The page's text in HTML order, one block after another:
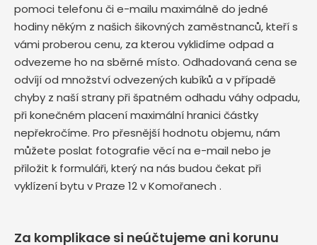
pomoci telefonu či e-mailu maximálně do jedné
hodiny někým z našich šikovných zaměstnanců, kteří s
vámi proberou cenu, za kterou vyklidíme odpad a
odvezeme ho na sběrné místo. Odhadovaná cena se
odvíjí od množství odvezených kubíků a v případě
chyby z naší strany při špatném odhadu váhy odpadu,
při konečném placení maximální hranici částky
nepřekročíme. Pro přesnější hodnotu objemu, nám
můžete poslat fotografie věcí na e-mail nebo je
přiložit k formuláři, který na nás budou čekat při
vyklízení bytu v Praze 12 v Komořanech .
Za komplikace si neúčtujeme ani korunu